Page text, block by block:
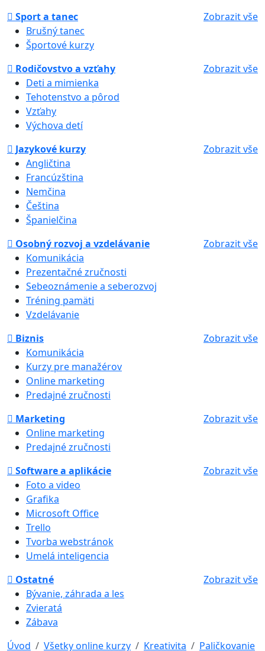
Sport a tanec
Zobrazit vše
Brušný tanec
Športové kurzy
Rodičovstvo a vzťahy
Zobrazit vše
Deti a mimienka
Tehotenstvo a pôrod
Vzťahy
Výchova detí
Jazykové kurzy
Zobrazit vše
Angličtina
Francúzština
Nemčina
Čeština
Španielčina
Osobný rozvoj a vzdelávanie
Zobrazit vše
Komunikácia
Prezentačné zručnosti
Sebeoznámenie a seberozvoj
Tréning pamäti
Vzdelávanie
Biznis
Zobrazit vše
Komunikácia
Kurzy pre manažérov
Online marketing
Predajné zručnosti
Marketing
Zobrazit vše
Online marketing
Predajné zručnosti
Software a aplikácie
Zobrazit vše
Foto a video
Grafika
Microsoft Office
Trello
Tvorba webstránok
Umelá inteligencia
Ostatné
Zobrazit vše
Bývanie, záhrada a les
Zvieratá
Zábava
Úvod
Všetky online kurzy Kreativita Paličkovanie